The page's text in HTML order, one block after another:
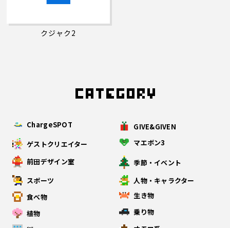
ChargeSPOT
GIVE&GIVEN
ゲストクリエイター
マエボン3
前田デザイン室
季節・イベント
スポーツ
人物・キャラクター
食べ物
生き物
植物
乗り物
クジャク2